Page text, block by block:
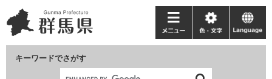
ー
ジ
ニ
ュ
キーワードでさがす
メ
ニ
ー
色・
文
language